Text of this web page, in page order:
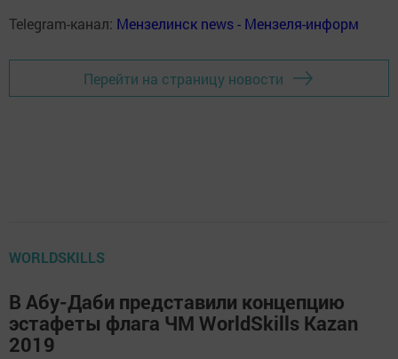
Telegram-канал: Мензелинск news - Мензеля-информ
Перейти на страницу новости
WORLDSKILLS
В Абу-Даби представили концепцию
эстафеты флага ЧМ WorldSkills Kazan
2019